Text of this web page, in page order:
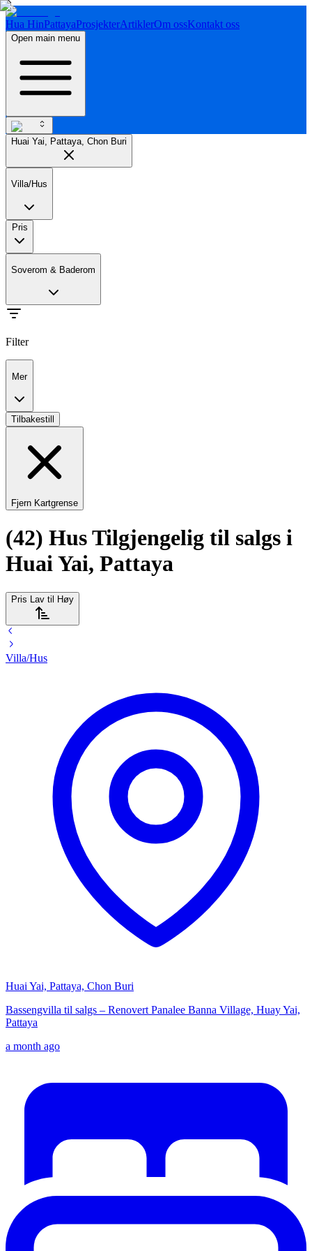
Hua HinPattayaProsjekterArtiklerOm ossKontakt oss
Open main menu
Huai Yai, Pattaya, Chon Buri
Villa/Hus
Pris
Soverom & Baderom
Filter
Mer
Tilbakestill
Fjern Kartgrense
(42) Hus Tilgjengelig til salgs i
Huai Yai, Pattaya
Pris Lav til Høy
Villa/Hus
Huai Yai, Pattaya, Chon Buri
Bassengvilla til salgs – Renovert Panalee Banna Village, Huay Yai,
Pattaya
a month ago